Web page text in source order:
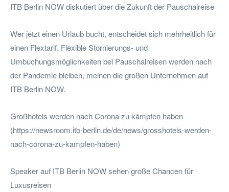
ITB Berlin NOW diskutiert über die Zukunft der Pauschalreise
Wer jetzt einen Urlaub bucht, entscheidet sich mehrheitlich für
einen Flextarif. Flexible Stornierungs- und
Umbuchungsmöglichkeiten bei Pauschalreisen werden nach
der Pandemie bleiben, meinen die großen Unternehmen auf
ITB Berlin NOW.
Großhotels werden nach Corona zu kämpfen haben
(https://newsroom.itb-berlin.de/de/news/grosshotels-werden-
nach-corona-zu-kampfen-haben)
Speaker auf ITB Berlin NOW sehen große Chancen für
Luxusreisen